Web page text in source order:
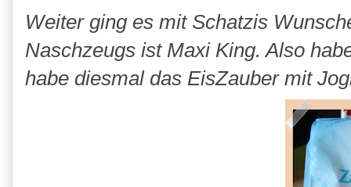
Weiter ging es mit Schatzis
Naschzeugs ist Maxi King. Also
habe diesmal das EisZauber mit